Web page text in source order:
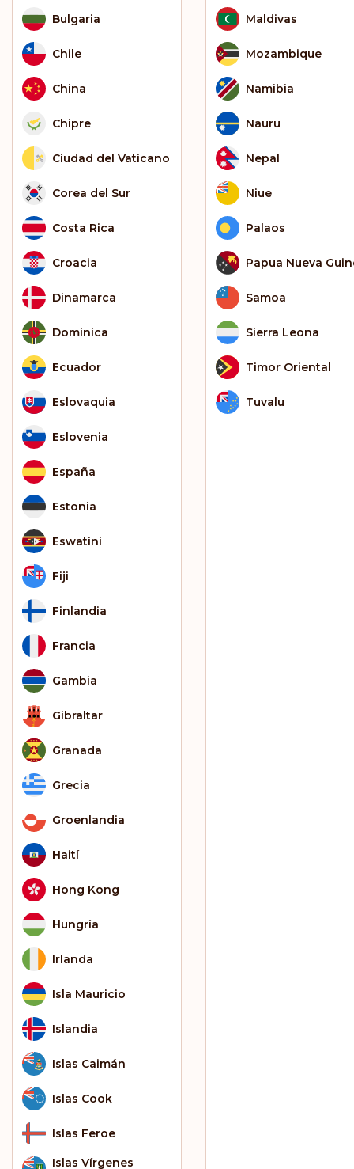
Bulgaria
Chile
China
Chipre
Ciudad del Vaticano
Corea del Sur
Costa Rica
Croacia
Dinamarca
Dominica
Ecuador
Eslovaquia
Eslovenia
España
Estonia
Eswatini
Fiji
Finlandia
Francia
Gambia
Gibraltar
Granada
Grecia
Groenlandia
Haití
Hong Kong
Hungría
Irlanda
Isla Mauricio
Islandia
Islas Caimán
Islas Cook
Islas Feroe
Islas Vírgenes
Maldivas
Mozambique
Namibia
Nauru
Nepal
Niue
Palaos
Papua Nueva
Samoa
Sierra Leona
Timor Oriental
Tuvalu